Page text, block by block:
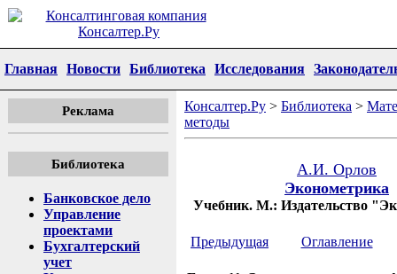
Главная Новости Библиотека Исследования
Реклама
Библиотека
Банковское дело
Управление
проектами
Бухгалтерский
учет
Консалтер.Ру > Библиотека >
методы
А.И. Орлов
Эконометрика
Учебник. М.: Издательство
Предыдущая Оглавление